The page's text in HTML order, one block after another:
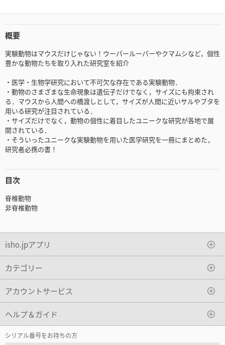
概要
実験動物はマウスだけじゃない！ウーパールーパーやクマムシなど，個性
豊かな動物たちを取り入れた研究室を紹介
・医学・生物学研究において不可欠な存在である実験動物．
・動物のさまざまな生命現象は遺伝子だけでなく，サイズにも拘束され
る．マウスから人間への橋渡しとして，サイズが人間に近いサルやブタを
用いる研究が注目されている．
・サイズだけでなく，動物の個性に着目したユニークな研究が各地で展
開されている．
・そういったユニークな実験動物を用いた医学研究を一冊にまとめた，
研究者必携の書！
目次
脊椎動物
非脊椎動物
isho.jpアプリ
カテゴリー
アカウントサービス
ヘルプ＆ガイド
シリアル番号をお持ちの方